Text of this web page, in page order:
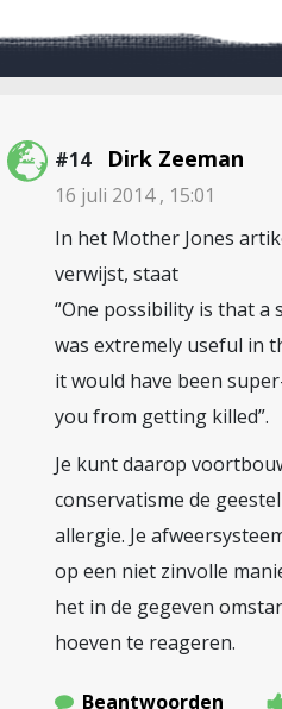
#14 Dirk Zeeman
16 juli 2014 , 15:01
In het Mother Jones
verwijst, staat
“One possibility is that
was extremely useful in
it would have been
you from getting killed”.
Je kunt daarop
conservatisme de
allergie. Je
op een niet zinvolle
het in de gegeven
hoeven te reageren.
Beantwoorden